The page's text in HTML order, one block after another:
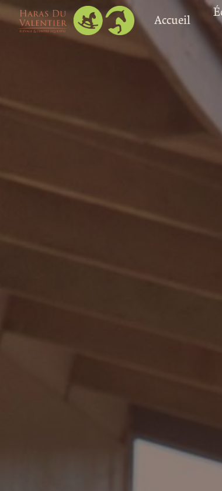
Accueil
Panneau de gestion des cookies